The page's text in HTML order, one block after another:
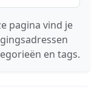
pagina vind je
en tags.